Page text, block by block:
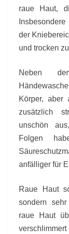
raue Haut,
der
und trocken
Neben
Körper, aber
zusätzlich
unschön
Folgen
anfälliger für
Raue Haut
sondern
raue Haut
verschlimmert